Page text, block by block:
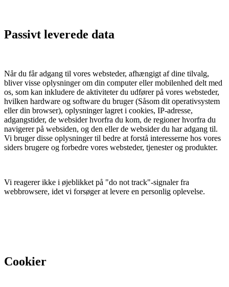
Passivt leverede data
Når du får adgang til vores websteder, afhængigt af dine tilvalg,
bliver visse oplysninger om din computer eller mobilenhed delt med
os, som kan inkludere de aktiviteter du udfører på vores websteder,
hvilken hardware og software du bruger (Såsom dit operativsystem
eller din browser), oplysninger lagret i cookies, IP-adresse,
adgangstider, de websider hvorfra du kom, de regioner hvorfra du
navigerer på websiden, og den eller de websider du har adgang til.
Vi bruger disse oplysninger til bedre at forstå interesserne hos vores
siders brugere og forbedre vores websteder, tjenester og produkter.
Vi reagerer ikke i øjeblikket på "do not track"-signaler fra
webbrowsere, idet vi forsøger at levere en personlig oplevelse.
Cookier